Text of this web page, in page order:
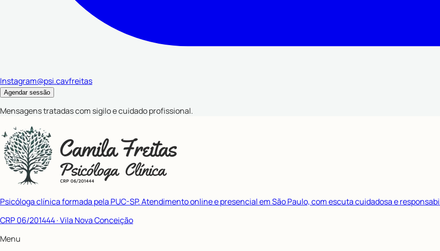
Instagram@psi.cavfreitas
Agendar sessão
Mensagens tratadas com sigilo e cuidado profissional.
Psicóloga clínica formada pela PUC-SP. Atendimento online e presencial em São Paulo, com escuta cuidadosa e
CRP 06/201444· Vila Nova Conceição
Menu